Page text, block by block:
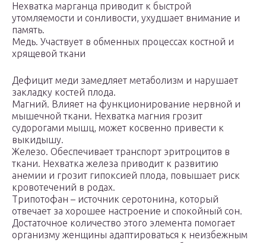
Нехватка марганца приводит к быстрой
утомляемости и сонливости, ухудшает внимание и
память.
Медь. Участвует в обменных процессах костной и
хрящевой ткани
Дефицит меди замедляет метаболизм и нарушает
закладку костей плода.
Магний. Влияет на функционирование нервной и
мышечной ткани. Нехватка магния грозит
судорогами мышц, может косвенно привести к
выкидышу.
Железо. Обеспечивает транспорт эритроцитов в
ткани. Нехватка железа приводит к развитию
анемии и грозит гипоксией плода, повышает риск
кровотечений в родах.
Трипотофан – источник серотонина, который
отвечает за хорошее настроение и спокойный сон.
Достаточное количество этого элемента помогает
организму женщины адаптироваться к неизбежным